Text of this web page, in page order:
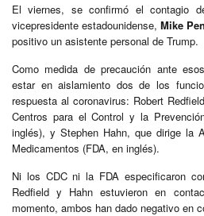
El viernes, se confirmó el contagio
vicepresidente estadounidense, Mike
positivo un asistente personal de Trump.
Como medida de precaución ante
estar en aislamiento dos de los
respuesta al coronavirus: Robert
Centros para el Control y la
inglés), y Stephen Hahn, que dirige la
Medicamentos (FDA, en inglés).
Ni los CDC ni la FDA especificaron
Redfield y Hahn estuvieron en
momento, ambos han dado negativo en